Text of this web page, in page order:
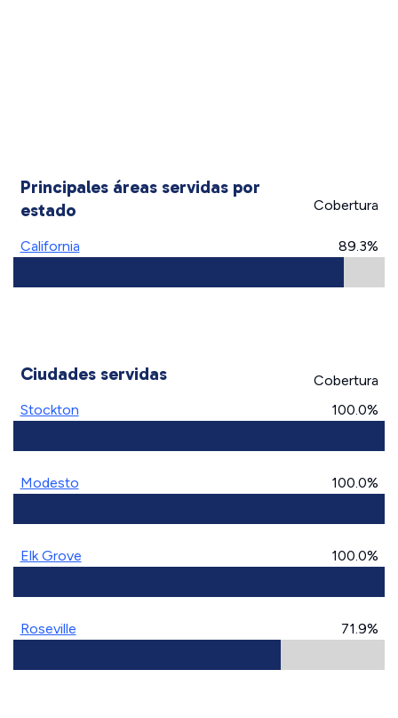
Principales áreas servidas por
estado
Cobertura
California 89.3%
Ciudades servidas
Cobertura
Stockton
100.0%
Modesto 100.0%
Elk Grove 100.0%
Roseville 71.9%